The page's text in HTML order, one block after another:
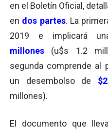
en el Boletín Oficial,
en dos partes. La
2019 e implicará
millones (u$s 1.2
segunda comprende al
un desembolso de
millones).
El documento que